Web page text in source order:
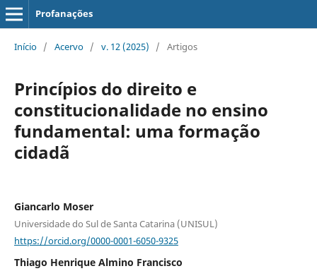
Profanações
Início / Acervo / v. 12 (2025) / Artigos
Princípios do direito e
constitucionalidade no ensino
fundamental: uma formação
cidadã
Giancarlo Moser
Universidade do Sul de Santa Catarina (UNISUL)
https://orcid.org/0000-0001-6050-9325
Thiago Henrique Almino Francisco